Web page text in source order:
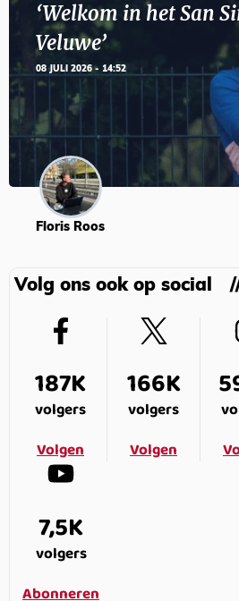
‘Welkom in het San
Veluwe’
08 JULI 2026 - 14:52
Floris Roos
Volg ons ook op social
187K
volgers
Volgen
166K
volgers
Volgen
7,5K
volgers
Abonneren